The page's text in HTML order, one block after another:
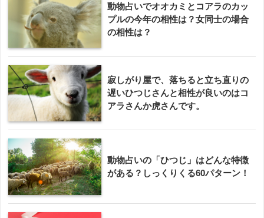
動物占いでオオカミとコアラのカッ
プルの今年の相性は？女同士の場合
の相性は？
寂しがり屋で、落ちると立ち直りの
遅いひつじさんと相性が良いのはコ
アラさんか虎さんです。
動物占いの「ひつじ」はどんな特徴
がある？しっくりくる60パターン！